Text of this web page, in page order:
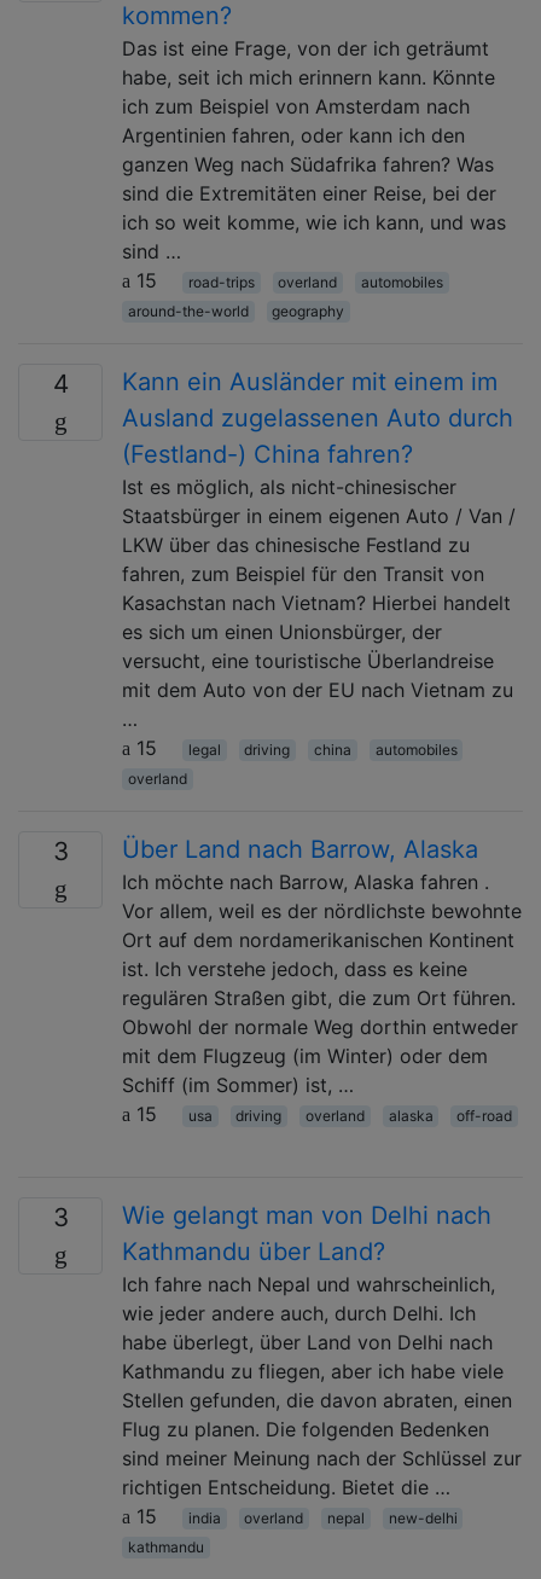
kommen?
Das ist eine Frage, von der ich geträumt
habe, seit ich mich erinnern kann. Könnte
ich zum Beispiel von Amsterdam nach
Argentinien fahren, oder kann ich den
ganzen Weg nach Südafrika fahren? Was
sind die Extremitäten einer Reise, bei der
ich so weit komme, wie ich kann, und was
sind …
15
road-trips overland
automobiles
around-the-world
geography
4
Kann ein Ausländer mit einem im
Ausland zugelassenen Auto durch
(Festland-) China fahren?
Ist es möglich, als nicht-chinesischer
Staatsbürger in einem eigenen Auto / Van /
LKW über das chinesische Festland zu
fahren, zum Beispiel für den Transit von
Kasachstan nach Vietnam? Hierbei handelt
es sich um einen Unionsbürger, der
versucht, eine touristische Überlandreise
mit dem Auto von der EU nach Vietnam zu
…
15
legal driving china
automobiles
overland
3 Über Land nach Barrow, Alaska
Ich möchte nach Barrow, Alaska fahren .
Vor allem, weil es der nördlichste bewohnte
Ort auf dem nordamerikanischen Kontinent
ist. Ich verstehe jedoch, dass es keine
regulären Straßen gibt, die zum Ort führen.
Obwohl der normale Weg dorthin entweder
mit dem Flugzeug (im Winter) oder dem
Schiff (im Sommer) ist, …
15
usa driving overland alaska off-road
3
Wie gelangt man von Delhi nach
Kathmandu über Land?
Ich fahre nach Nepal und wahrscheinlich,
wie jeder andere auch, durch Delhi. Ich
habe überlegt, über Land von Delhi nach
Kathmandu zu fliegen, aber ich habe viele
Stellen gefunden, die davon abraten, einen
Flug zu planen. Die folgenden Bedenken
sind meiner Meinung nach der Schlüssel zur
richtigen Entscheidung. Bietet die …
15
india overland nepal
new-delhi
kathmandu